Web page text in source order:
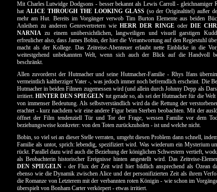
Mit Charles Lutwidge Dodgsons - besser bekannt als Lewis Carroll - gleichnamiger
hat ALICE THROUGH THE LOOKING GLASS(so der Originaltitel) außer
mehr am Hut. Bereits im Vorgänger verwob Tim Burton Elemente aus beiden
Anleihen zu anderen Genrevertretern wie HERR DER RINGE oder DIE
NARNIA zu einem unübersichtlichen, langweiligen und visuell garstigen
erfreulicher also, dass James Bobin, der hier die Verantwortung auf den Regiestuhl
macht als der Kollege. Das Zeitreise-Abenteuer erlaubt nette Einblicke in die
weitestgehend unbekannten Welt, wenn sich auch der Blick auf die Handvoll
beschränkt.
Allen zuvorderst der Hutmacher und seine Hutmacher-Familie - Rhys Ifans
vermeintlich kaltherziger Vater -, was jedoch immer noch befremdlich erscheint. Die
Hutmacher in beiden Filmen zugemessen wird (und allein durch Johnny Depp als
irritiert.HINTER DEN SPIEGELN tut gerade so, als sei der Hutmacher für die
von immenser Bedeutung. Als selbstverständlich wird da die Rettung der
erachtet - kurz nachdem wir eine andere Figur beim Sterben beobachten. Mit der
öffnet der Film tendenziell Tür und Tor der Frage, wessen Familie vor dem
beziehungsweise konkreter: von den Toten zurückzuholen - ist und welche nicht.
Bobin, so viel sei an dieser Stelle verraten, umgeht diesen Problem dann schnell,
Familie als untot, sprich: lebendig, spezifiziert wird. Was wiederum ein Mysterium
rückt. Parallel dazu wird auch die Beziehung der königlichen Schwestern vertieft,
als Beobachterin historischer Ereignisse hinten angestellt wird. Das Zeitreise-
DEN SPIEGELN - der Flux der Zeit wird hier bildlich ansprechend als Ozean
ebenso wie die Dynamik zwischen Alice und der personifizierten Zeit als ihrem
die Romanze von Letzterem mit der verbannten roten Königin - wie schon im
überspielt von Bonham Carter verkörpert - etwas irritiert.